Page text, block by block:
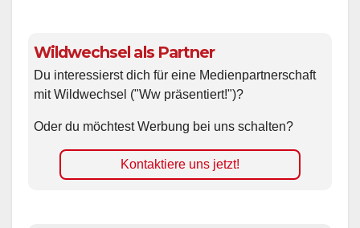
Wildwechsel als Partner
Du interessierst dich für eine Medienpartnerschaft
mit Wildwechsel ("Ww präsentiert!")?
Oder du möchtest Werbung bei uns schalten?
Kontaktiere uns jetzt!